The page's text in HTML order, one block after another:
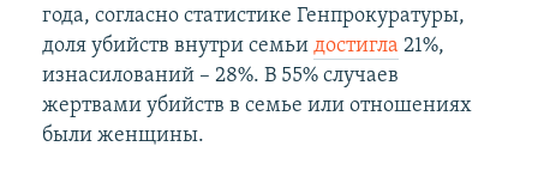
года, согласно статистике Генпрокуратуры,
доля убийств внутри семьи достигла 21%,
изнасилований – 28%. В 55% случаев
жертвами убийств в семье или отношениях
были женщины.